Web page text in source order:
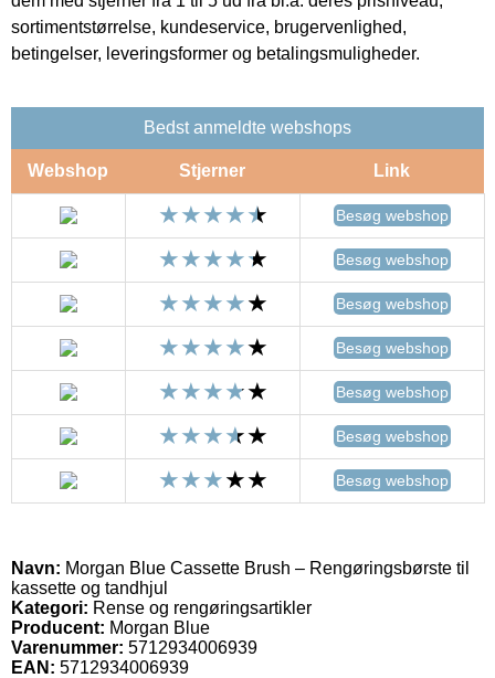
sortimentstørrelse, kundeservice, brugervenlighed,
betingelser, leveringsformer og betalingsmuligheder.
Bedst anmeldte webshops
Webshop Stjerner Link
Besøg webshop
Besøg webshop
Besøg webshop
Besøg webshop
Besøg webshop
Besøg webshop
Besøg webshop
Navn: Morgan Blue Cassette Brush – Rengøringsbørste til
kassette og tandhjul
Kategori: Rense og rengøringsartikler
Producent: Morgan Blue
Varenummer: 5712934006939
EAN: 5712934006939